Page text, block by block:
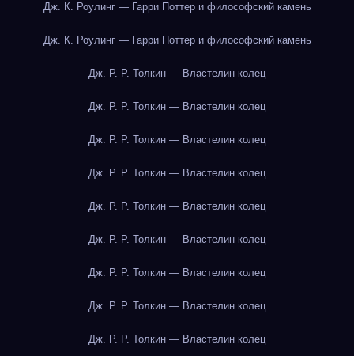
Дж. К. Роулинг — Гарри Поттер и философский камень
Дж. К. Роулинг — Гарри Поттер и философский камень
Дж. Р. Р. Толкин — Властелин колец
Дж. Р. Р. Толкин — Властелин колец
Дж. Р. Р. Толкин — Властелин колец
Дж. Р. Р. Толкин — Властелин колец
Дж. Р. Р. Толкин — Властелин колец
Дж. Р. Р. Толкин — Властелин колец
Дж. Р. Р. Толкин — Властелин колец
Дж. Р. Р. Толкин — Властелин колец
Дж. Р. Р. Толкин — Властелин колец